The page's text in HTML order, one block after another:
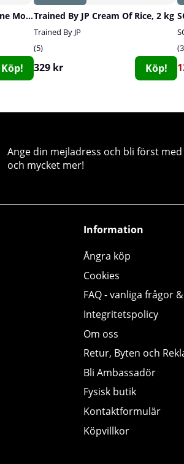
2 x SOLID Nutrition Creatine Monohydrate, 400 g
Köp!
Trained By JP Cream Of Rice, 2 kg
Trained By JP
5
329 kr Köp!
Ange din mejladress och bli först
och mycket mer!
Information
Ångra köp
Cookies
FAQ - vanliga frågor
Integritetspolicy
Om oss
Retur, Byten och
Bli Ambassadör
Fysisk butik
Kontaktformulär
Köpvillkor